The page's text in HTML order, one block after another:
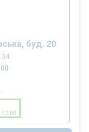
буд. 20
34
12:00